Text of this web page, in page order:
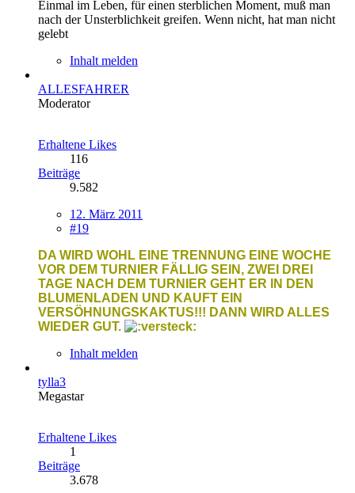
Einmal im Leben, für einen sterblichen Moment, muß man
nach der Unsterblichkeit greifen. Wenn nicht, hat man nicht
gelebt
Inhalt melden
ALLESFAHRER
Moderator
Erhaltene Likes
116
Beiträge
9.582
12. März 2011
#19
DA WIRD WOHL EINE TRENNUNG EINE WOCHE
VOR DEM TURNIER FÄLLIG SEIN, ZWEI DREI
TAGE NACH DEM TURNIER GEHT ER IN DEN
BLUMENLADEN UND KAUFT EIN
VERSÖHNUNGSKAKTUS!!! DANN WIRD ALLES
WIEDER GUT.
Inhalt melden
tylla3
Megastar
Erhaltene Likes
1
Beiträge
3.678